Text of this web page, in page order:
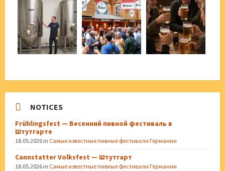
NOTICES
Frühlingsfest — Весенний пивной фестиваль в
Штутгарте
18.05.2026 in Самые известные пивные фестивали Германии
Cannstatter Volksfest — Штутгарт
18.05.2026 in Самые известные пивные фестивали Германии